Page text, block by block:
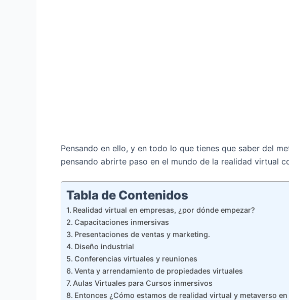
Pensando en ello, y en todo lo que tienes que saber del
pensando abrirte paso en el mundo de la realidad virtual
Tabla de Contenidos
Realidad virtual en empresas, ¿por dónde empezar?
Capacitaciones inmersivas
Presentaciones de ventas y marketing.
Diseño industrial
Conferencias virtuales y reuniones
Venta y arrendamiento de propiedades virtuales
Aulas Virtuales para Cursos inmersivos
Entonces ¿Cómo estamos de realidad virtual y metaverso